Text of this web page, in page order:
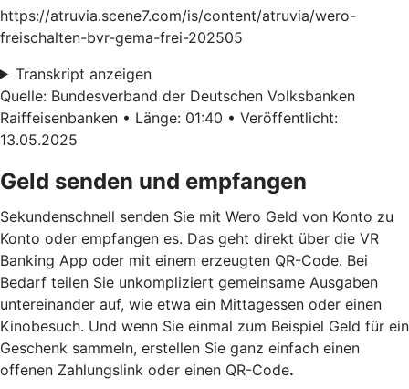
https://atruvia.scene7.com/is/content/atruvia/wero-
freischalten-bvr-gema-frei-202505
Transkript anzeigen
Quelle: Bundesverband der Deutschen Volksbanken
Raiffeisenbanken • Länge: 01:40 • Veröffentlicht:
13.05.2025
Geld senden und empfangen
Sekundenschnell senden Sie mit Wero Geld von Konto zu
Konto oder empfangen es. Das geht direkt über die VR
Banking App oder mit einem erzeugten QR-Code. Bei
Bedarf teilen Sie unkompliziert gemeinsame Ausgaben
untereinander auf, wie etwa ein Mittagessen oder einen
Kinobesuch. Und wenn Sie einmal zum Beispiel Geld für ein
Geschenk sammeln, erstellen Sie ganz einfach einen
offenen Zahlungslink oder einen QR-Code.